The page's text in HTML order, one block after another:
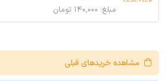
مبلغ: ۱۴۰,۰۰۰ تومان
مشاهده خریدهای قبلی